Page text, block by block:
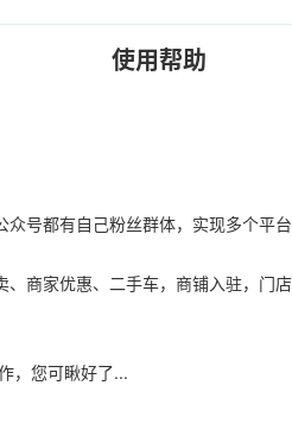
使用帮助
号都有自己粉丝群体，实现多个平
商家优惠、二手车，商铺入驻，门
，您可瞅好了...